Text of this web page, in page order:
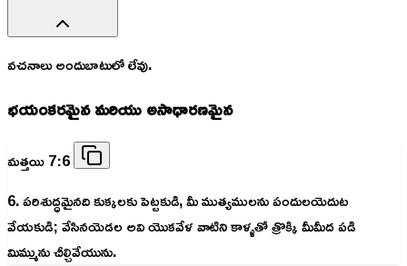
వచనాలు అందుబాటులో లేవు.
భయంకరమైన మరియు అసాధారణమైన
మత్తయి 7:6
6. పరిశుద్ధమైనది కుక్కలకు పెట్టకుడి, మీ ముత్యములను పందులయెదుట
వేయకుడి; వేసినయెడల అవి యొకవేళ వాటిని కాళ్ళతో త్రొక్కి మీమీద పడి
మిమ్మును చీల్చివేయును.